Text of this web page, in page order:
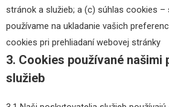
stránok a služieb; a (c) súhlas cookies –
používame na ukladanie vašich
cookies pri prehliadaní webovej stránky
3. Cookies používané
služieb